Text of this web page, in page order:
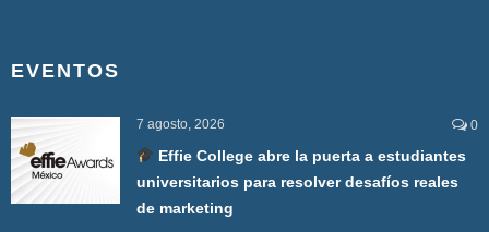
EVENTOS
7 agosto, 2026 0
Effie College abre la puerta a estudiantes
universitarios para resolver desafíos reales
de marketing